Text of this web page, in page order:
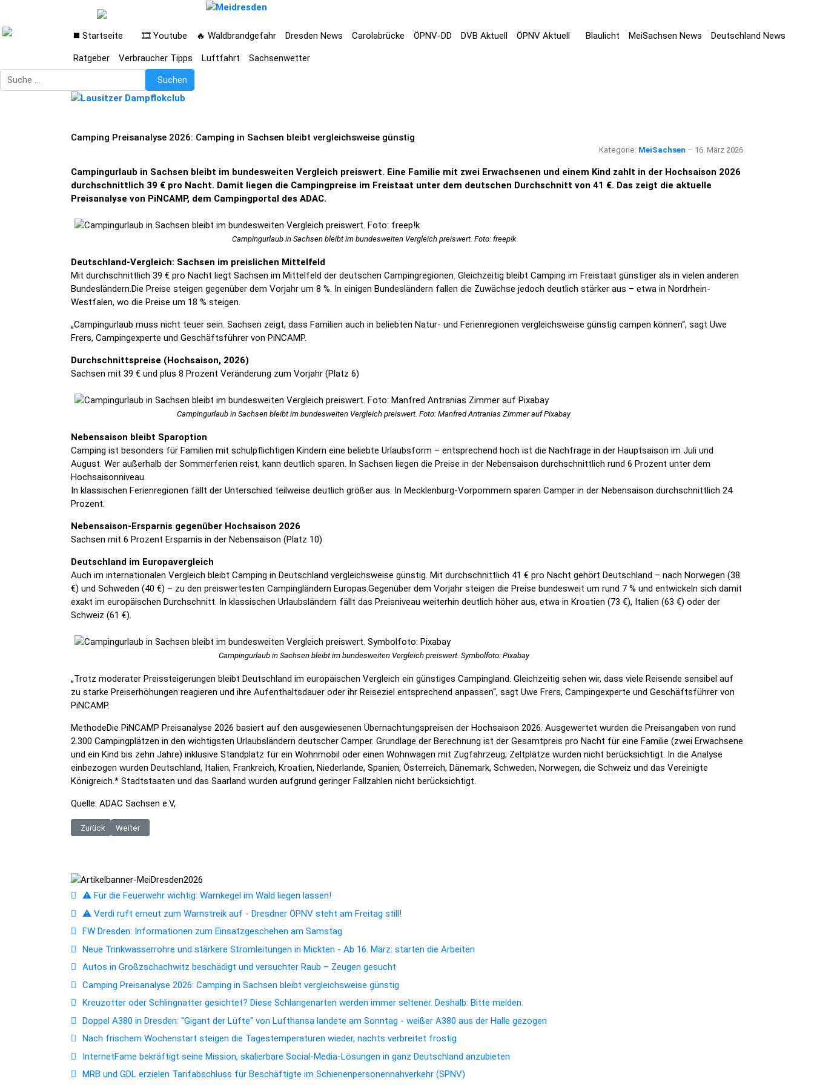
◼️ Startseite 🎞️ Youtube 🔥 Waldbrandgefahr Dresden News Carolabrücke ÖPNV-DD DVB Aktuell ÖPNV Aktuell Blaulicht MeiSachsen News Deutschland News
Ratgeber Verbraucher Tipps Luftfahrt
Sachsenwetter
Suchen
Suchen
Camping Preisanalyse 2026: Camping in Sachsen bleibt vergleichsweise günstig
Kategorie: MeiSachsen 16. März 2026
Campingurlaub in Sachsen bleibt im bundesweiten Vergleich preiswert. Eine Familie mit zwei Erwachsenen und einem Kind zahlt in der Hochsaison 2026
durchschnittlich 39 € pro Nacht. Damit liegen die Campingpreise im Freistaat unter dem deutschen Durchschnitt von 41 €. Das zeigt die aktuelle
Preisanalyse von PiNCAMP, dem Campingportal des ADAC.
Campingurlaub in Sachsen bleibt im bundesweiten Vergleich preiswert. Foto: freep!k
Deutschland-Vergleich: Sachsen im preislichen Mittelfeld
Mit durchschnittlich 39 € pro Nacht liegt Sachsen im Mittelfeld der deutschen Campingregionen. Gleichzeitig bleibt Camping im Freistaat günstiger als in vielen anderen
Bundesländern.Die Preise steigen gegenüber dem Vorjahr um 8 %. In einigen Bundesländern fallen die Zuwächse jedoch deutlich stärker aus – etwa in Nordrhein-
Westfalen, wo die Preise um 18 % steigen.
„Campingurlaub muss nicht teuer sein. Sachsen zeigt, dass Familien auch in beliebten Natur- und Ferienregionen vergleichsweise günstig campen können“, sagt Uwe
Frers, Campingexperte und Geschäftsführer von PiNCAMP.
Durchschnittspreise (Hochsaison, 2026)
Sachsen mit 39 € und plus 8 Prozent Veränderung zum Vorjahr (Platz 6)
Campingurlaub in Sachsen bleibt im bundesweiten Vergleich preiswert. Foto: Manfred Antranias Zimmer auf Pixabay
Nebensaison bleibt Sparoption
Camping ist besonders für Familien mit schulpflichtigen Kindern eine beliebte Urlaubsform – entsprechend hoch ist die Nachfrage in der Hauptsaison im Juli und
August. Wer außerhalb der Sommerferien reist, kann deutlich sparen. In Sachsen liegen die Preise in der Nebensaison durchschnittlich rund 6 Prozent unter dem
Hochsaisonniveau.
In klassischen Ferienregionen fällt der Unterschied teilweise deutlich größer aus. In Mecklenburg-Vorpommern sparen Camper in der Nebensaison durchschnittlich 24
Prozent.
Nebensaison-Ersparnis gegenüber Hochsaison 2026
Sachsen mit 6 Prozent Ersparnis in der Nebensaison (Platz 10)
Deutschland im Europavergleich
Auch im internationalen Vergleich bleibt Camping in Deutschland vergleichsweise günstig. Mit durchschnittlich 41 € pro Nacht gehört Deutschland – nach Norwegen (38
€) und Schweden (40 €) – zu den preiswertesten Campingländern Europas.Gegenüber dem Vorjahr steigen die Preise bundesweit um rund 7 % und entwickeln sich damit
exakt im europäischen Durchschnitt. In klassischen Urlaubsländern fällt das Preisniveau weiterhin deutlich höher aus, etwa in Kroatien (73 €), Italien (63 €) oder der
Schweiz (61 €).
Campingurlaub in Sachsen bleibt im bundesweiten Vergleich preiswert. Symbolfoto: Pixabay
„Trotz moderater Preissteigerungen bleibt Deutschland im europäischen Vergleich ein günstiges Campingland. Gleichzeitig sehen wir, dass viele Reisende sensibel auf
zu starke Preiserhöhungen reagieren und ihre Aufenthaltsdauer oder ihr Reiseziel entsprechend anpassen“, sagt Uwe Frers, Campingexperte und Geschäftsführer von
PiNCAMP.
MethodeDie PiNCAMP Preisanalyse 2026 basiert auf den ausgewiesenen Übernachtungspreisen der Hochsaison 2026. Ausgewertet wurden die Preisangaben von rund
2.300 Campingplätzen in den wichtigsten Urlaubsländern deutscher Camper. Grundlage der Berechnung ist der Gesamtpreis pro Nacht für eine Familie (zwei Erwachsene
und ein Kind bis zehn Jahre) inklusive Standplatz für ein Wohnmobil oder einen Wohnwagen mit Zugfahrzeug; Zeltplätze wurden nicht berücksichtigt. In die Analyse
einbezogen wurden Deutschland, Italien, Frankreich, Kroatien, Niederlande, Spanien, Österreich, Dänemark, Schweden, Norwegen, die Schweiz und das Vereinigte
Königreich.* Stadtstaaten und das Saarland wurden aufgrund geringer Fallzahlen nicht berücksichtigt.
Quelle: ADAC Sachsen e.V,
Vorheriger Beitrag: Kreuzotter oder Schlingnatter gesichtet? Diese Schlangenarten werden immer seltener. Deshalb: Bitte melden.
Zurück Nächster Beitrag: Veranstaltungshöhepunkte 2026 in der Oberlausitz: Kultur, Tradition und Genuss zwischen Via Sacra und Lausitzer Fischwochen
Weiter
⚠️ Für die Feuerwehr wichtig: Warnkegel im Wald liegen lassen!
⚠️ Verdi ruft erneut zum Warnstreik auf - Dresdner ÖPNV steht am Freitag still!
FW Dresden: Informationen zum Einsatzgeschehen am Samstag
Neue Trinkwasserrohre und stärkere Stromleitungen in Mickten - Ab 16. März: starten die Arbeiten
Autos in Großzschachwitz beschädigt und versuchter Raub – Zeugen gesucht
Camping Preisanalyse 2026: Camping in Sachsen bleibt vergleichsweise günstig
Kreuzotter oder Schlingnatter gesichtet? Diese Schlangenarten werden immer seltener. Deshalb: Bitte melden.
Doppel A380 in Dresden: "Gigant der Lüfte" von Lufthansa landete am Sonntag - weißer A380 aus der Halle gezogen
Nach frischem Wochenstart steigen die Tagestemperaturen wieder, nachts verbreitet frostig
InternetFame bekräftigt seine Mission, skalierbare Social-Media-Lösungen in ganz Deutschland anzubieten
MRB und GDL erzielen Tarifabschluss für Beschäftigte im Schienenpersonennahverkehr (SPNV)